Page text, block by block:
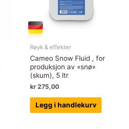
Røyk & effekter
Cameo Snow Fluid , for
produksjon av «snø»
(skum), 5 ltr
kr 275,00
Legg i handlekurv